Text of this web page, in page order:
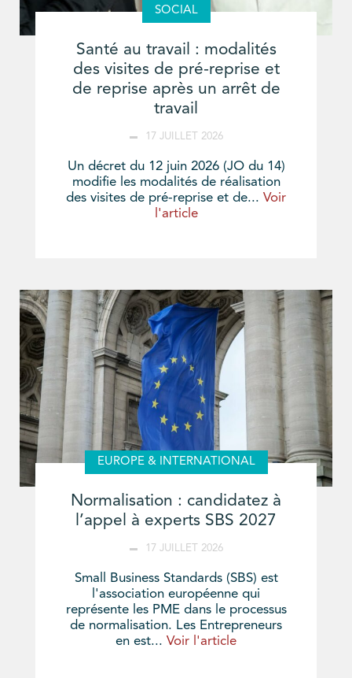
SOCIAL
Santé au travail : modalités
des visites de pré-reprise et
de reprise après un arrêt de
travail
17 JUILLET 2026
Un décret du 12 juin 2026 (JO du 14)
modifie les modalités de réalisation
des visites de pré-reprise et de... Voir
l'article
EUROPE & INTERNATIONAL
Normalisation : candidatez à
l’appel à experts SBS 2027
17 JUILLET 2026
Small Business Standards (SBS) est
l'association européenne qui
représente les PME dans le processus
de normalisation. Les Entrepreneurs
en est... Voir l'article